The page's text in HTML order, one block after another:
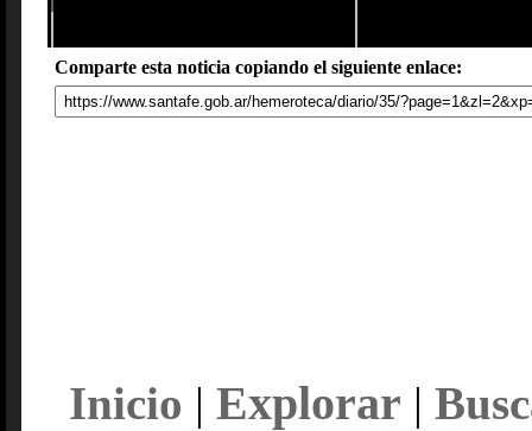
Comparte esta noticia copiando el siguiente enlace:
Inicio | Explorar |